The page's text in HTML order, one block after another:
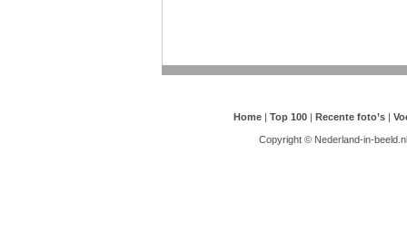
Home | Top 100 | Recente foto’s |
Copyright © Nederland-in-